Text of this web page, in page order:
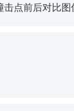
击点前后对比图